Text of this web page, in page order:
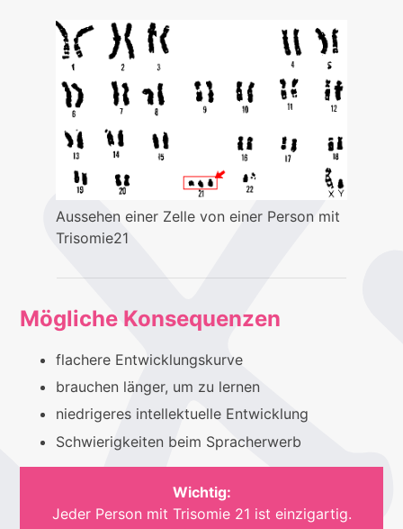
Aussehen einer Zelle von einer Person mit
Trisomie21
Mögliche Konsequenzen
flachere Entwicklungskurve
brauchen länger, um zu lernen
niedrigeres intellektuelle Entwicklung
Schwierigkeiten beim Spracherwerb
Wichtig:
Jeder Person mit Trisomie 21 ist einzigartig.